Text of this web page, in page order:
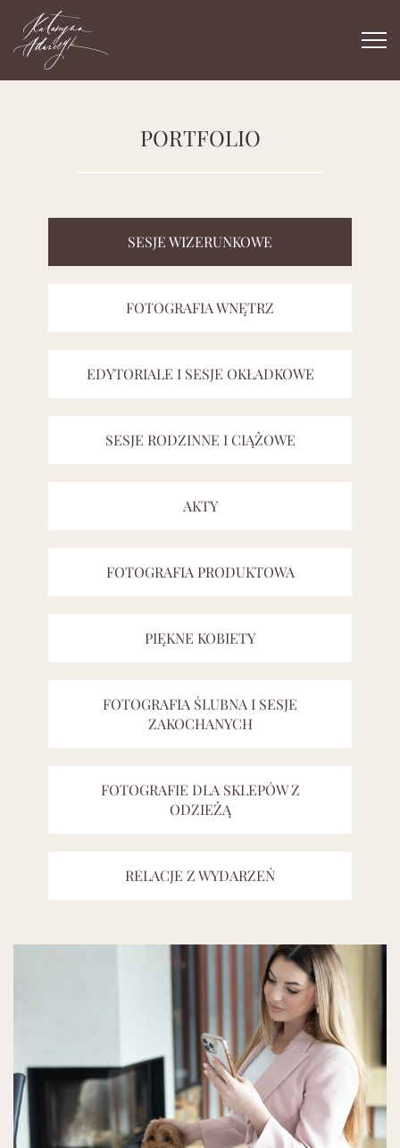
PORTFOLIO
SESJE WIZERUNKOWE
FOTOGRAFIA WNĘTRZ
EDYTORIALE I SESJE OKŁADKOWE
SESJE RODZINNE I CIĄŻOWE
AKTY
FOTOGRAFIA PRODUKTOWA
PIĘKNE KOBIETY
FOTOGRAFIA ŚLUBNA I SESJE
ZAKOCHANYCH
FOTOGRAFIE DLA SKLEPÓW Z
ODZIEŻĄ
RELACJE Z WYDARZEŃ